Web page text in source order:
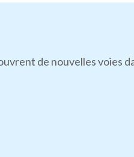
de nouvelles voies